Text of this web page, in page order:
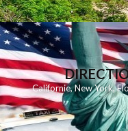
Californie,New York,